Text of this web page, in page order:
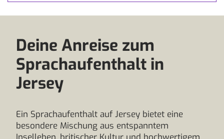
Deine Anreise zum
Sprachaufenthalt in
Jersey
Ein Sprachaufenthalt auf Jersey bietet eine
besondere Mischung aus entspanntem